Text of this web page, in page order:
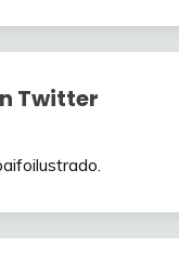
Twitter